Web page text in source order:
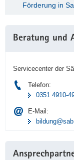
Förderung in
Beratung und
Servicecenter der
Telefon:
0351 4910-
E-Mail: